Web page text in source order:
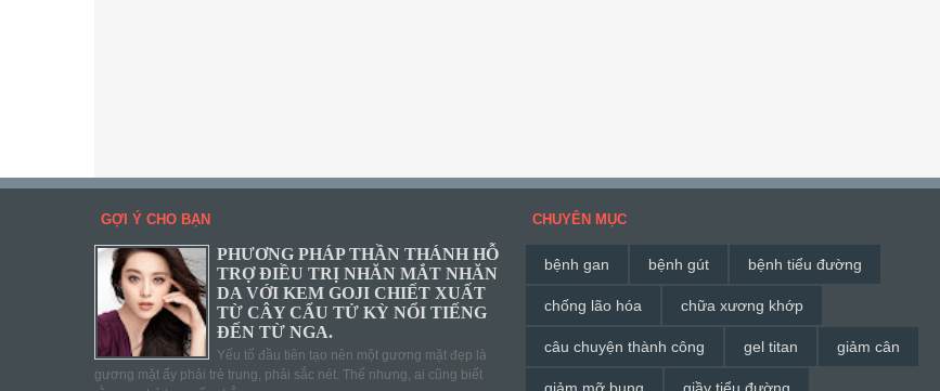
GỢI Ý CHO BẠN
PHƯƠNG PHÁP THẦN THÁNH HỖ
TRỢ ĐIỀU TRỊ NHĂN MẮT NHĂN
DA VỚI KEM GOJI CHIẾT XUẤT
TỪ CÂY CẨU TỬ KỲ NỔI TIẾNG
ĐẾN TỪ NGA.
Yếu tố đầu tiên tạo nên một gương mặt đẹp là
gương mặt ấy phải trẻ trung, phải sắc nét. Thế nhưng, ai cũng biết
CHUYÊN MỤC
bệnh gan bệnh gút bệnh tiểu đường
chống lão hóa chữa xương khớp
câu chuyện thành công gel titan giảm cân